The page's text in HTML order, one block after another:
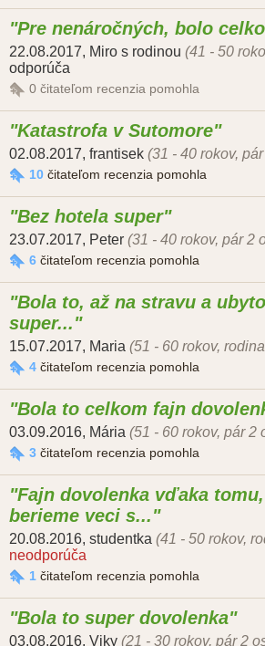
Pre nenáročných, bolo
22.08.2017, Miro s rodinou (41 - 50
odporúča
0 čitateľom recenzia pomohla
Katastrofa v Sutomore
02.08.2017, frantisek (31 - 40 rokov,
10 čitateľom recenzia pomohla
Bez hotela super
23.07.2017, Peter (31 - 40 rokov, pár 2
6 čitateľom recenzia pomohla
Bola to, až na stravu a
super...
15.07.2017, Maria (51 - 60 rokov,
4 čitateľom recenzia pomohla
Bola to celkom fajn
03.09.2016, Mária (51 - 60 rokov, pár 2
3 čitateľom recenzia pomohla
Fajn dovolenka vďaka
berieme veci s...
20.08.2016, studentka (41 - 50 rokov,
neodporúča
1 čitateľom recenzia pomohla
Bola to super dovolenka
03.08.2016, Viky (21 - 30 rokov, pár 2